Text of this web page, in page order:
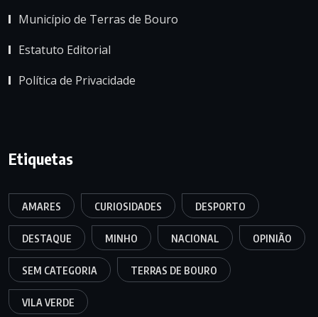
Município de Terras de Bouro
Estatuto Editorial
Política de Privacidade
Etiquetas
AMARES CURIOSIDADES DESPORTO
DESTAQUE MINHO NACIONAL OPINIÃO
SEM CATEGORIA TERRAS DE BOURO
VILA VERDE